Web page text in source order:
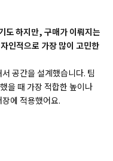
도 하지만, 구매가 이뤄지는
인적으로 가장 많이 고민한
공간을 설계했습니다. 팀
을 때 가장 적합한 높이나
에 적용했어요.